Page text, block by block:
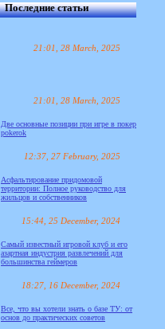
Последние статьи
21:01, 28 March, 2025
21:01, 28 March, 2025
Две основные позиции при игре в покер
pokerok
12:37, 27 February, 2025
Асфальтирование придомовой
территории: Полное руководство для
жильцов и собственников
15:44, 25 December, 2024
Самый известный игровой клуб и его
азартная индустрия развлечений для
большинства геймеров
18:27, 16 December, 2024
Все, что вы хотели знать о базе ТУ: от
основ до практических советов